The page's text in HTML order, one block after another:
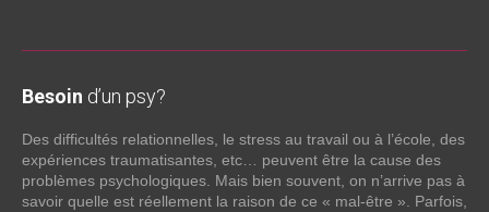
Besoin d’un psy?
Des difficultés relationnelles, le stress au travail ou à l’école, des
expériences traumatisantes, etc… peuvent être la cause des
problèmes psychologiques. Mais bien souvent, on n’arrive pas à
savoir quelle est réellement la raison de ce « mal-être ». Parfois,